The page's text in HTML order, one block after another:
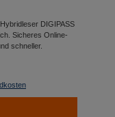
DIGIPASS
Sicheres Online-
schneller.